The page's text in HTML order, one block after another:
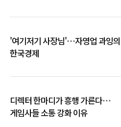
'여기저기 사장님'…자영업 과잉의
한국경제
디렉터 한마디가 흥행 가른다…
게임사들 소통 강화 이유